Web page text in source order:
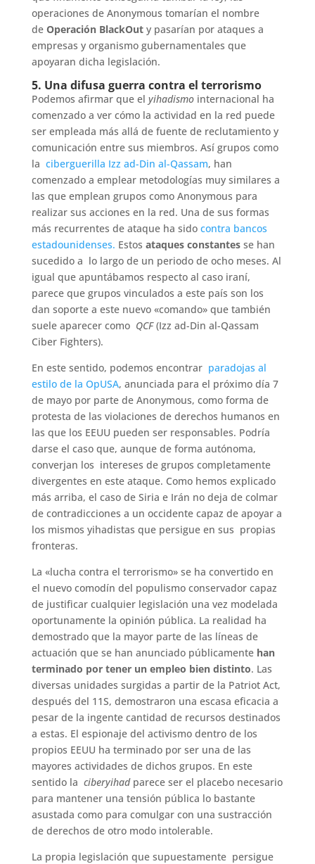
operaciones de Anonymous tomarían el nombre
de Operación BlackOuty pasarían por ataques a
empresas y organismo gubernamentales que
apoyaran dicha legislación.
5. Una difusa guerra contra el terrorismo
Podemos afirmar que el yihadismointernacional ha
comenzado a ver cómo la actividad en la red puede
ser empleada más allá de fuente de reclutamiento y
comunicación entre sus miembros. Así grupos como
la ciberguerilla Izz ad-Din al-Qassam, han
comenzado a emplear metodologías muy similares a
las que emplean grupos como Anonymous para
realizar sus acciones en la red. Una de sus formas
más recurrentes de ataque ha sido contra bancos
estadounidenses. Estos ataques constantesse han
sucedido a lo largo de un periodo de ocho meses. Al
igual que apuntábamos respecto al caso iraní,
parece que grupos vinculados a este país son los
dan soporte a este nuevo «comando» que también
suele aparecer como QCF(Izz ad-Din al-Qassam
Ciber Fighters).
En este sentido, podemos encontrar paradojas al
estilo de la OpUSA, anunciada para el próximo día 7
de mayo por parte de Anonymous, como forma de
protesta de las violaciones de derechos humanos en
las que los EEUU pueden ser responsables. Podría
darse el caso que, aunque de forma autónoma,
converjan los intereses de grupos completamente
divergentes en este ataque. Como hemos explicado
más arriba, el caso de Siria e Irán no deja de colmar
de contradicciones a un occidente capaz de apoyar a
los mismos yihadistas que persigue en sus propias
fronteras.
La «lucha contra el terrorismo» se ha convertido en
el nuevo comodín del populismo conservador capaz
de justificar cualquier legislación una vez modelada
oportunamente la opinión pública. La realidad ha
demostrado que la mayor parte de las líneas de
actuación que se han anunciado públicamentehan
terminado por tener un empleo bien distinto. Las
diversas unidades surgidas a partir de la Patriot Act,
después del 11S, demostraron una escasa eficacia a
pesar de la ingente cantidad de recursos destinados
a estas. El espionaje del activismo dentro de los
propios EEUU ha terminado por ser una de las
mayores actividades de dichos grupos. En este
sentido la ciberyihadparece ser el placebo necesario
para mantener una tensión pública lo bastante
asustada como para comulgar con una sustracción
de derechos de otro modo intolerable.
La propia legislación que supuestamente persigue